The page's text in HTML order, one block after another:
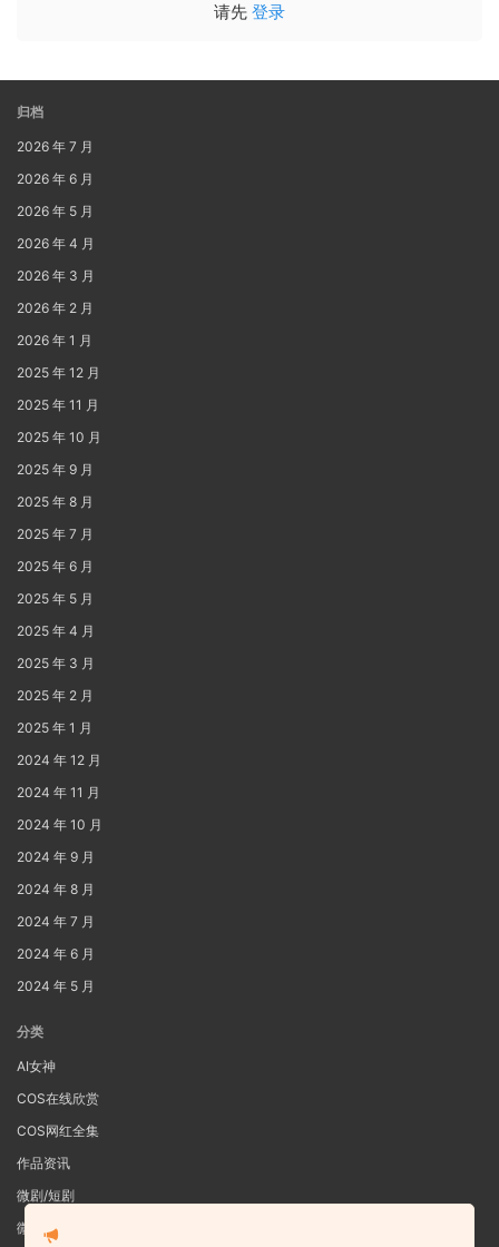
请先 登录
归档
2026 年 7 月
2026 年 6 月
2026 年 5 月
2026 年 4 月
2026 年 3 月
2026 年 2 月
2026 年 1 月
2025 年 12 月
2025 年 11 月
2025 年 10 月
2025 年 9 月
2025 年 8 月
2025 年 7 月
2025 年 6 月
2025 年 5 月
2025 年 4 月
2025 年 3 月
2025 年 2 月
2025 年 1 月
2024 年 12 月
2024 年 11 月
2024 年 10 月
2024 年 9 月
2024 年 8 月
2024 年 7 月
2024 年 6 月
2024 年 5 月
分类
AI女神
COS在线欣赏
COS网红全集
作品资讯
微剧/短剧
微密圈